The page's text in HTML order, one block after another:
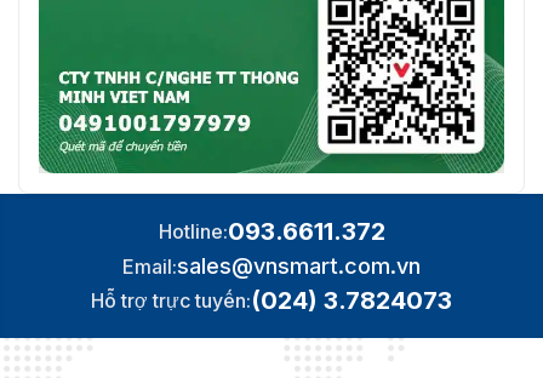
Hotline:093.6611.372
Email:sales@vnsmart.com.vn
Hỗ trợ trực tuyến:(024) 3.7824073